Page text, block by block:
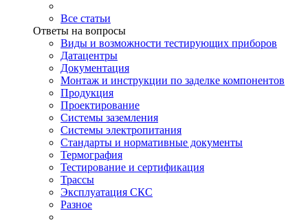
Все статьи
Ответы на вопросы
Виды и возможности тестирующих приборов
Датацентры
Документация
Монтаж и инструкции по заделке компонентов
Продукция
Проектирование
Системы заземления
Системы электропитания
Стандарты и нормативные документы
Термография
Тестирование и сертификация
Трассы
Эксплуатация СКС
Разное